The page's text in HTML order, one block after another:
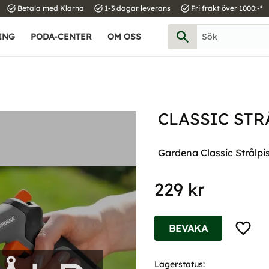
task_alt Betala med Klarna task_alt 1-3 dagar leverans task_alt Fri frakt över 1000:-*
PODA-CENTER OM OSS
CLASSIC
Gardena Classic
229 kr
Lägg
BEVAKA
Lagerstatus